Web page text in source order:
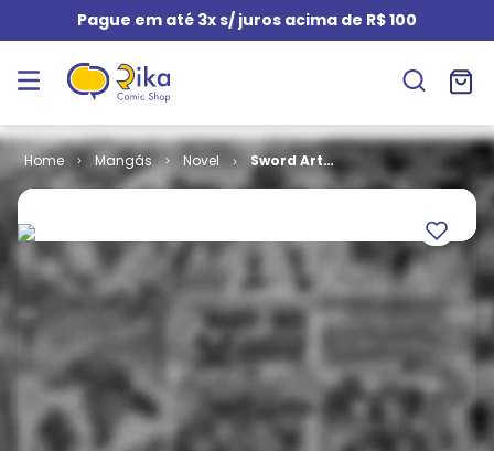
Pague em até 3x s/ juros acima de R$ 100
Mangás Novel
Sword Art
Online (Novel)
Beginning